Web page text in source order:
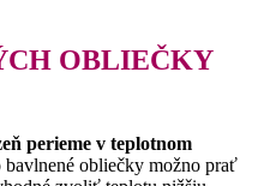
OBLIEČKY
perieme v teplotnom
bavlnené obliečky možno prať